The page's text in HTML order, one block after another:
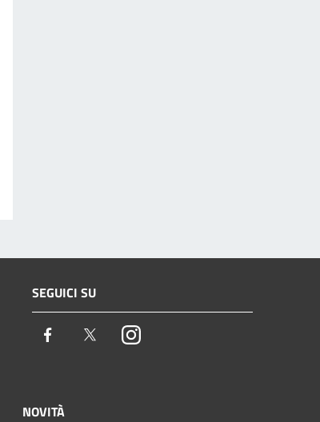
SEGUICI SU
Facebook TwitterInstagram
NOVITÀ